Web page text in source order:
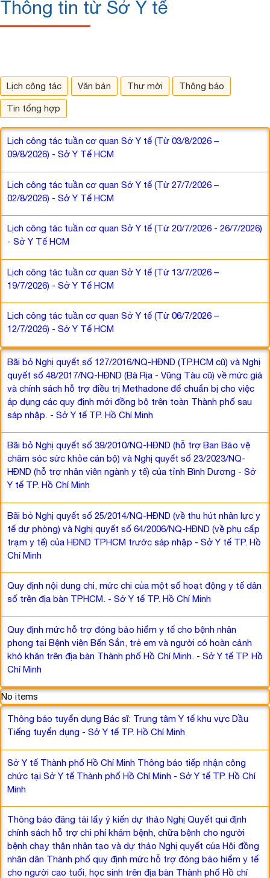
Thông tin từ Sở Y tế
Lịch công tác Văn bản Thư mời Thông báo
Tin tổng hợp
Lịch công tác tuần cơ quan Sở Y tế (Từ 03/8/2026 –
09/8/2026) - Sở Y Tế HCM
Lịch công tác tuần cơ quan Sở Y tế (Từ 27/7/2026 –
02/8/2026) - Sở Y Tế HCM
Lịch công tác tuần cơ quan Sở Y tế (Từ 20/7/2026 - 26/7/2026)
- Sở Y Tế HCM
Lịch công tác tuần cơ quan Sở Y tế (Từ 13/7/2026 –
19/7/2026) - Sở Y Tế HCM
Lịch công tác tuần cơ quan Sở Y tế (Từ 06/7/2026 –
12/7/2026) - Sở Y Tế HCM
Bãi bỏ Nghị quyết số 127/2016/NQ-HĐND (TP.HCM cũ) và Nghị
quyết số 48/2017/NQ-HĐND (Bà Rịa - Vũng Tàu cũ) về mức giá
và chính sách hỗ trợ điều trị Methadone để chuẩn bị cho việc
áp dụng các quy định mới đồng bộ trên toàn Thành phố sau
sáp nhập. - Sở Y tế TP. Hồ Chí Minh
Bãi bỏ Nghị quyết số 39/2010/NQ-HĐND (hỗ trợ Ban Bảo vệ
chăm sóc sức khỏe cán bộ) và Nghị quyết số 23/2023/NQ-
HĐND (hỗ trợ nhân viên ngành y tế) của tỉnh Bình Dương - Sở
Y tế TP. Hồ Chí Minh
Bãi bỏ Nghị quyết số 25/2014/NQ-HĐND (về thu hút nhân lực y
tế dự phòng) và Nghị quyết số 64/2006/NQ-HĐND (về phụ cấp
trạm y tế) của HĐND TPHCM trước sáp nhập - Sở Y tế TP. Hồ
Chí Minh
Quy định nội dung chi, mức chi của một số hoạt động y tế dân
số trên địa bàn TPHCM. - Sở Y tế TP. Hồ Chí Minh
Quy định mức hỗ trợ đóng bảo hiểm y tế cho bệnh nhân
phong tại Bệnh viện Bến Sắn, trẻ em và người có hoàn cảnh
khó khăn trên địa bàn Thành phố Hồ Chí Minh. - Sở Y tế TP. Hồ
Chí Minh
No items
Thông báo tuyển dụng Bác sĩ: Trung tâm Y tế khu vực Dầu
Tiếng tuyển dụng - Sở Y tế TP. Hồ Chí Minh
Sở Y tế Thành phố Hồ Chí Minh Thông báo tiếp nhận công
chức tại Sở Y tế Thành phố Hồ Chí Minh - Sở Y tế TP. Hồ Chí
Minh
Thông báo đăng tải lấy ý kiến dự thảo Nghị Quyết qui định
chính sách hỗ trợ chi phí khám bệnh, chữa bệnh cho người
bệnh chạy thận nhân tạo và dự thảo Nghị quyết của Hội đồng
nhân dân Thành phố quy định mức hỗ trợ đóng bảo hiểm y tế
cho người cao tuổi, học sinh trên địa bàn Thành phố Hồ chí